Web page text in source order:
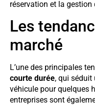
réservation et la gestion
Les
marché
L’une des principales
courte durée, qui séduit
véhicule pour quelques
entreprises sont